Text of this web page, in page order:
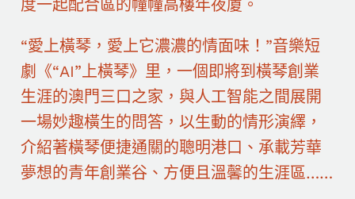
度一起配合區的幢幢高樓年夜廈。
“愛上橫琴，愛上它濃濃的情面味！”音樂短
劇《“AI”上橫琴》里，一個即將到橫琴創業
生涯的澳門三口之家，與人工智能之間展開
一場妙趣橫生的問答，以生動的情形演繹，
介紹著橫琴便捷通關的聰明港口、承載芳華
夢想的青年創業谷、方便且溫馨的生涯區……